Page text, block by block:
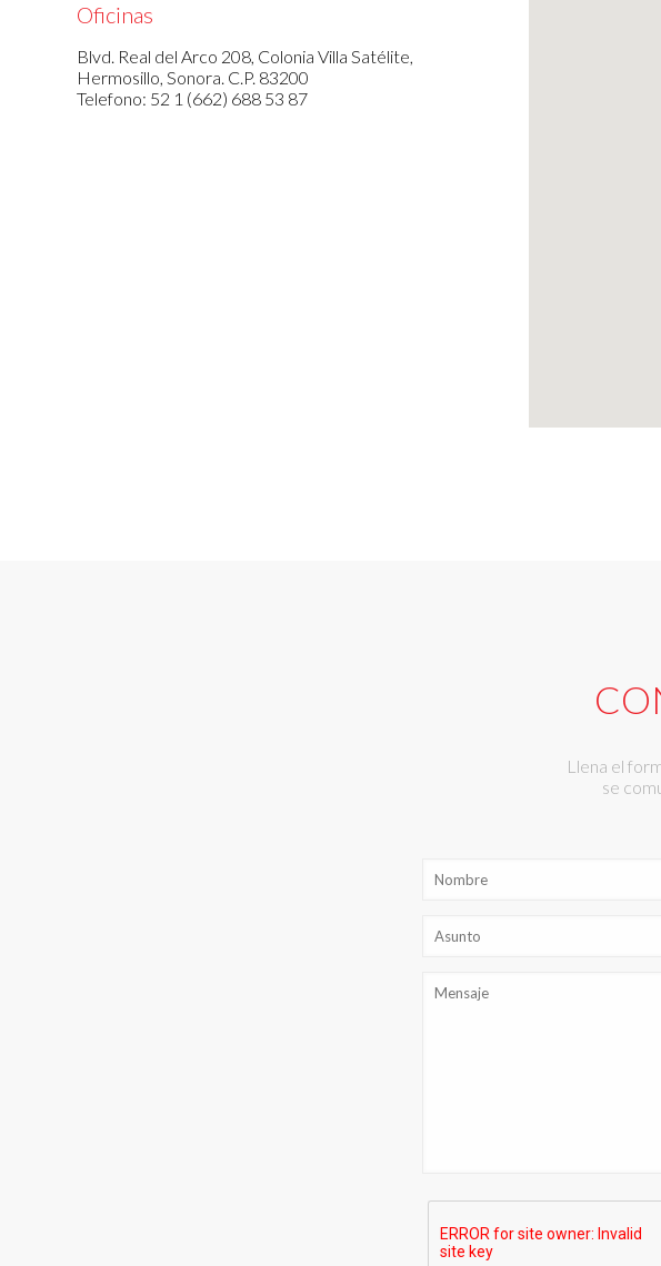
Oficinas
Blvd. Real del Arco 208, Colonia Villa Satélite,
Hermosillo, Sonora. C.P. 83200
Telefono: 52 1 (662) 688 53 87
Llena el
se